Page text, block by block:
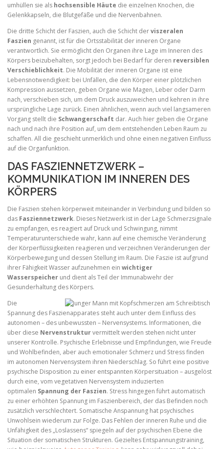
umhüllen sie als hochsensible Häute die einzelnen Knochen, die
Gelenkkapseln, die Blutgefäße und die Nervenbahnen.
Die dritte Schicht der Faszien, auch die Schicht derviszeralen
Faszien genannt, ist für die Ortsstabilität der inneren Organe
verantwortlich. Sie ermöglicht den Organen ihre Lage im Inneren des
Körpers beizubehalten, sorgt jedoch bei Bedarf für deren reversiblen
Verschieblichkeit. Die Mobilität der inneren Organe ist eine
Lebensnotwendigkeit: bei Unfällen, die den Körper einer plötzlichen
Kompression aussetzen, geben Organe wie Magen, Leber oder Darm
nach, verschieben sich, um dem Druck auszuweichen und kehren in ihre
ursprüngliche Lage zurück. Einen ähnlichen, wenn auch viel langsameren
Vorgang stellt die Schwangerschaft dar. Auch hier geben die Organe
nach und nach ihre Position auf, um dem entstehenden Leben Raum zu
schaffen. All die geschieht unmerklich und ohne einen negativen Einfluss
auf die Organfunktion.
DAS FASZIENNETZWERK –
KOMMUNIKATION IM INNEREN DES
KÖRPERS
Die Faszien stehen körperweit miteinander in Verbindung und bilden so
das Fasziennetzwerk. Dieses Netzwerk ist in der Lage Schmerzsignale
zu empfangen, es reagiert auf Druck und Schwingung, nimmt
Temperaturunterschiede wahr, kann auf eine chemische Veränderung
der Körperflüssigkeiten reagieren und verzeichnen Veränderungen der
Körperbewegung und dessen Stellung im Raum. Die Faszie ist aufgrund
ihrer Fähigkeit Wasser aufzunehmen ein wichtiger
Wasserspeicher und dient als Teil der Immunabwehr der
Gesunderhaltung des Körpers.
Die
Spannung des Faszienapparates steht auch unter dem Einfluss des
autonomen – des unbewussten – Nervensystems. Informationen, die
über diese Nervenstrukturvermittelt werden stehen nicht unter
unserer Kontrolle. Psychische Erlebnisse und Empfindungen, wie Freude
und Wohlbefinden, aber auch emotionaler Schmerz und Stress finden
im autonomen Nervensystem ihren Niederschlag. So führt eine positive
psychische Disposition zu einer entspannten Körpersituation – ausgelöst
durch eine, vom vegetativen Nervensystem induzierten
optimalen Spannung der Faszien. Stress hingegen führt automatisch
zu einer erhöhten Spannung im Faszienbereich, der das Befinden noch
zusätzlich verschlechtert. Somatische Anspannung hat psychisches
Unwohlsein wiederum zur Folge. Das Fehlen der inneren Ruhe und die
Unfähigkeit des „Loslassens“ spiegeln auf der psychischen Ebene die
Situation der somatischen Strukturen. Gezieltes Entspannungstraining,